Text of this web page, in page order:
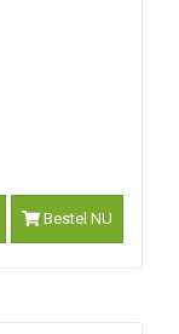
Bestel NU